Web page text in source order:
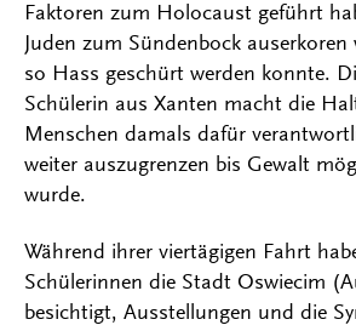
Faktoren zum Holocaust geführt
Juden zum Sündenbock
so Hass geschürt werden konnte.
Schülerin aus Xanten macht die
Menschen damals dafür
weiter auszugrenzen bis Gewalt
wurde.
Während ihrer viertägigen Fahrt
Schülerinnen die Stadt Oswiecim
besichtigt, Ausstellungen und die